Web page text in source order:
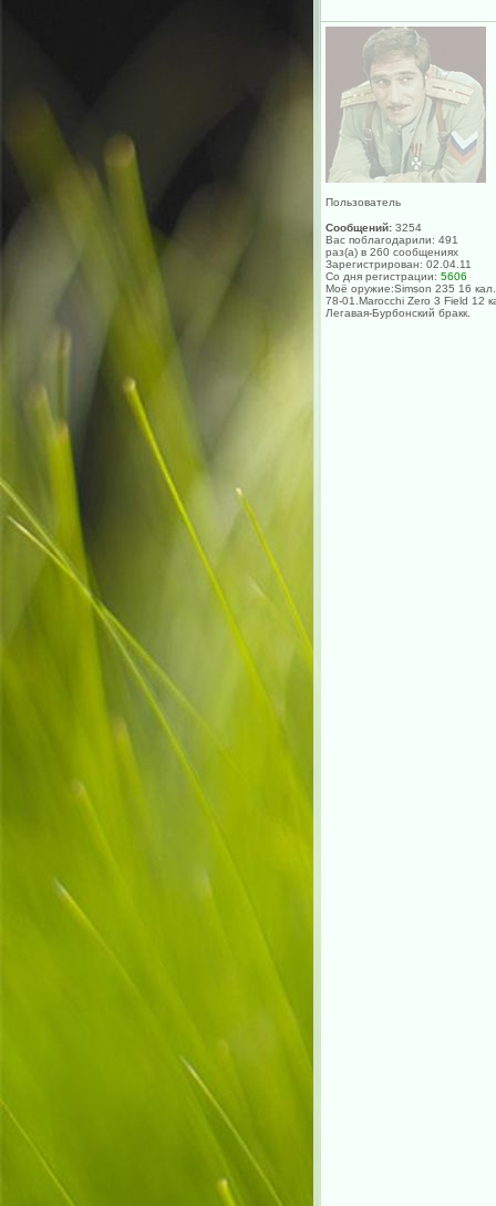
Пользователь
Сообщений: 3254
Вас поблагодарили: 491
раз(а) в 260 сообщениях
Зарегистрирован: 02.04.11
Со дня регистрации: 5606
Моё оружие:Simson 235 16
78-01.Marocchi Zero 3 Field 12
Легавая-Бурбонский бракк.